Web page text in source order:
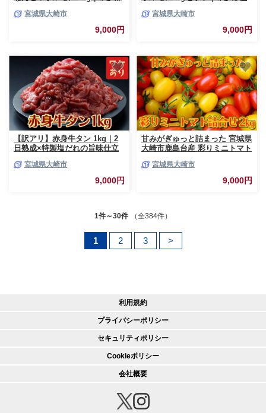
だれ仕込み
宮城県大崎市
9,000円
宮城県大崎市
9,000円
【訳アリ】赤身牛タン 1kg｜2
日熟成×特製塩だれの旨味仕立
宮城県大崎市
9,000円
甘みがぎゅっと詰まった 宮城県
大崎市鹿島台産 彩りミニトマト
宮城県大崎市
9,000円
1件～30件 （全384件）
1 2 3 >
利用規約
プライバシーポリシー
セキュリティポリシー
Cookieポリシー
会社概要